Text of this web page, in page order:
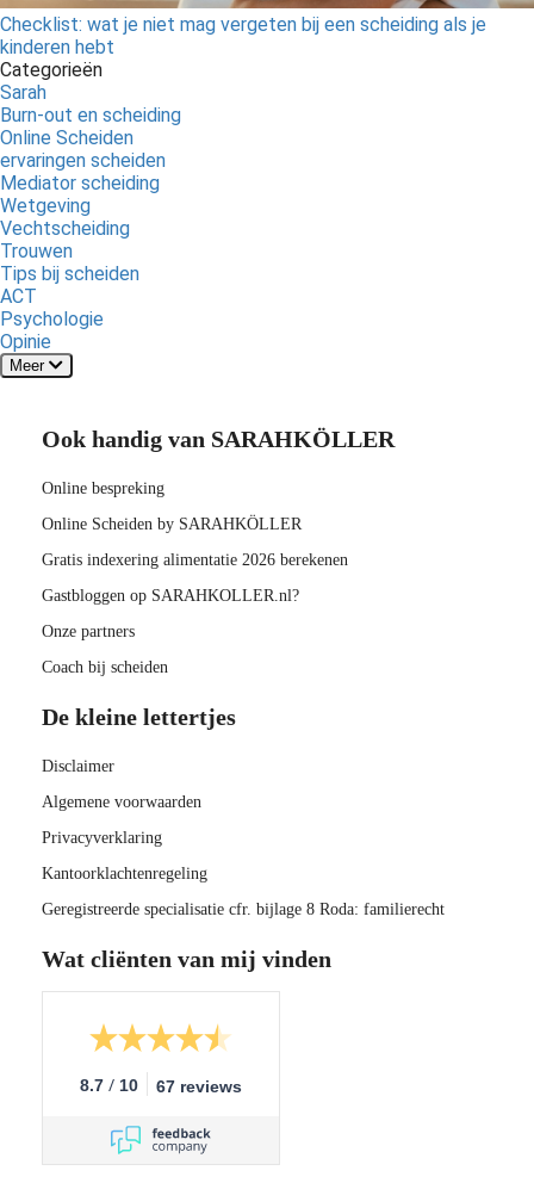
Checklist: wat je niet mag vergeten bij een scheiding als je
kinderen hebt
Categorieën
Sarah
Burn-out en scheiding
Online Scheiden
ervaringen scheiden
Mediator scheiding
Wetgeving
Vechtscheiding
Trouwen
Tips bij scheiden
ACT
Psychologie
Opinie
Meer
Ook handig van SARAHKÖLLER
Online bespreking
Online Scheiden by SARAHKÖLLER
Gratis indexering alimentatie 2026 berekenen
Gastbloggen op SARAHKOLLER.nl?
Onze partners
Coach bij scheiden
De kleine lettertjes
Disclaimer
Algemene voorwaarden
Privacyverklaring
Kantoorklachtenregeling
Geregistreerde specialisatie cfr. bijlage 8 Roda: familierecht
Wat cliënten van mij vinden
8.7 / 10 67 reviews